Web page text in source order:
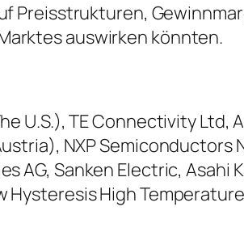
Preisstrukturen,
auswirken könnten.
U.S.), TE Connectivity Ltd,
NXP Semiconductors
AG, Sanken Electric, Asahi
High